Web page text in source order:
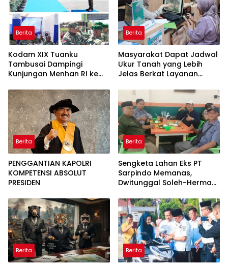
Berita
Kodam XIX Tuanku
Tambusai Dampingi
Kunjungan Menhan RI ke
Perkuat Pembangunan
Satuan
Berita
Masyarakat Dapat Jadwal
Ukur Tanah yang Lebih
Jelas Berkat Layanan
Berita
PENGGANTIAN KAPOLRI
KOMPETENSI ABSOLUT
PRESIDEN
Berita
Sengketa Lahan Eks PT
Sarpindo Memanas,
Dwitunggal Soleh-Herman
ke Pulau Rupat
Berita Berita